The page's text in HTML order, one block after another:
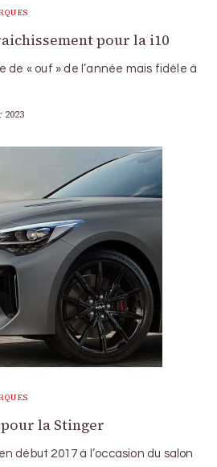
pour la i10
de « ouf » de l’année mais fidèle à
la Stinger
début 2017 à l’occasion du salon